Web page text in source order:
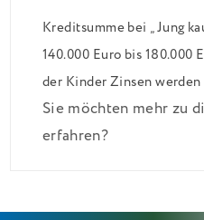
Kreditsumme bei „Jung
140.000 Euro bis 180.000
der Kinder Zinsen
verbilligt: Heutiger Zins
bei 35 Jahren Laufzeit und
Antragstellende
Sie möchten mehr zu
erfahren?